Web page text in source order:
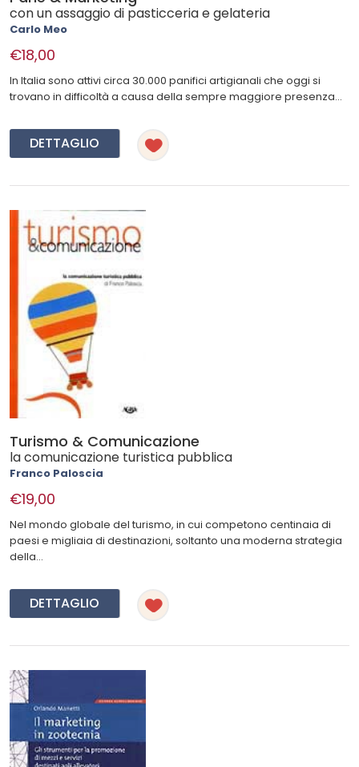
con un assaggio di pasticceria e gelateria
Carlo Meo
€18,00
In Italia sono attivi circa 30.000 panifici artigianali che oggi si
trovano in difficoltà a causa della sempre maggiore presenza...
DETTAGLIO
Turismo & Comunicazione
la comunicazione turistica pubblica
Franco Paloscia
€19,00
Nel mondo globale del turismo, in cui competono centinaia di
paesi e migliaia di destinazioni, soltanto una moderna strategia
della...
DETTAGLIO